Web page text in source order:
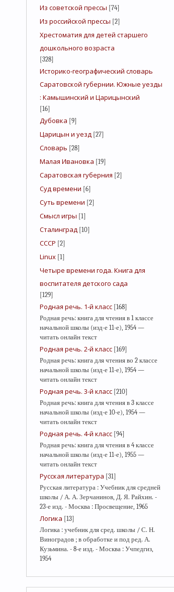
Из советской прессы [74]
Из российской прессы [2]
Хрестоматия для детей старшего
дошкольного возраста
[328]
Историко-географический словарь
Саратовской губернии. Южные уезды
: Камышинский и Царицынский
[16]
Дубовка [9]
Царицын и уезд [27]
Словарь [28]
Малая Ивановка [19]
Саратовская губерния [2]
Суд времени [6]
Суть времени [2]
Смысл игры [1]
Сталинград [10]
СССР [2]
Linux [1]
Четыре времени года. Книга для
воспитателя детского сада
[129]
Родная речь. 1-й класс [168]
Родная речь: книга для чтения в 1 классе
начальной школы (изд-е 11-е), 1954 —
читать онлайн текст
Родная речь. 2-й класс [169]
Родная речь: книга для чтения во 2 классе
начальной школы (изд-е 11-е), 1954 —
читать онлайн текст
Родная речь. 3-й класс [210]
Родная речь: книга для чтения в 3 классе
начальной школы (изд-е 10-е), 1954 —
читать онлайн текст
Родная речь. 4-й класс [94]
Родная речь: книга для чтения в 4 классе
начальной школы (изд-е 11-е), 1955 —
читать онлайн текст
Русская литература [31]
Русская литература : Учебник для средней
школы / А. А. Зерчанинов, Д. Я. Райхин. -
23-е изд. - Москва : Просвещение, 1965
Логика [13]
Логика : учебник для сред. школы / С. Н.
Виноградов ; в обработке и под ред. А.
Кузьмина. - 8-е изд. - Москва : Учпедгиз,
1954